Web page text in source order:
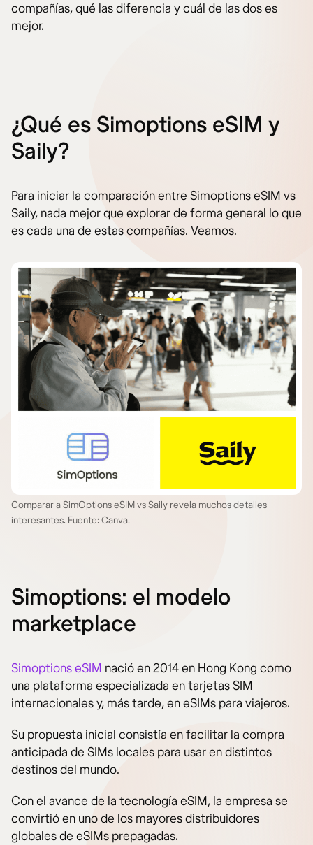
compañías, qué las diferencia y cuál de las dos es
mejor.
¿Qué es Simoptions eSIM y
Saily?
Para iniciar la comparación entre Simoptions eSIM vs
Saily, nada mejor que explorar de forma general lo que
es cada una de estas compañías. Veamos.
Comparar a SimOptions eSIM vs Saily revela muchos detalles
interesantes. Fuente: Canva.
Simoptions: el modelo
marketplace
Simoptions eSIM nació en 2014 en Hong Kong como
una plataforma especializada en tarjetas SIM
internacionales y, más tarde, en eSIMs para viajeros.
Su propuesta inicial consistía en facilitar la compra
anticipada de SIMs locales para usar en distintos
destinos del mundo.
Con el avance de la tecnología eSIM, la empresa se
convirtió en uno de los mayores distribuidores
globales de eSIMs prepagadas.